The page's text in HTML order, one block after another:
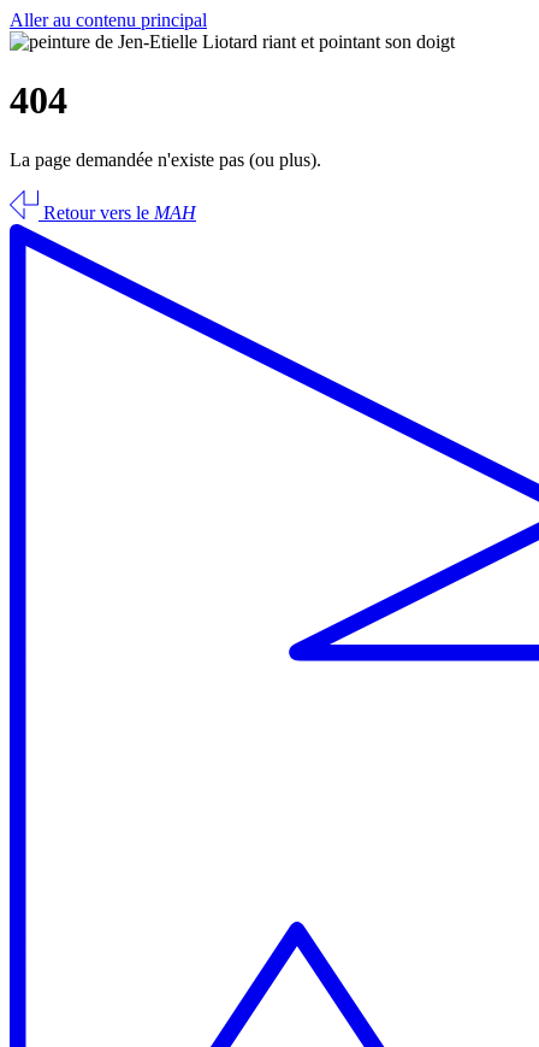
Aller au contenu principal
404
La page demandée n'existe pas (ou plus).
Retour vers le MAH